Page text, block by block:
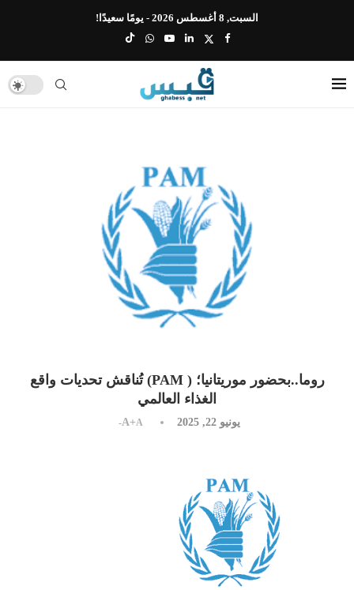
السبت, 8 أغسطس 2026 - يومًا سعيدًا!
روما..بحضور موريتانيا؛ ( PAM) تُناقش تحديات واقع
الغذاء العالمي
يونيو 22, 2025 A+A-